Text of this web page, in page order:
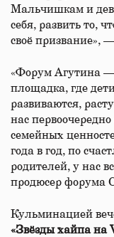
Мальчишкам и
себя, развить то,
своё призвание»,
«Форум Агутина —
площадка, где
развиваются,
нас
семейных
года в год, по
родителей, у нас
продюсер форума
Кульминацией
«Звёзды хайпа на